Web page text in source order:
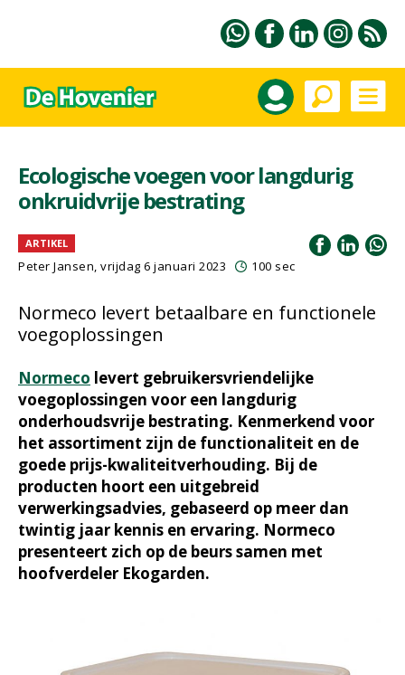
Ecologische voegen voor langdurig
onkruidvrije bestrating
ARTIKEL
Peter Jansen, vrijdag 6 januari 2023 100 sec
Normeco levert betaalbare en functionele
voegoplossingen
Normeco levert gebruikersvriendelijke
voegoplossingen voor een langdurig
onderhoudsvrije bestrating. Kenmerkend voor
het assortiment zijn de functionaliteit en de
goede prijs-kwaliteitverhouding. Bij de
producten hoort een uitgebreid
verwerkingsadvies, gebaseerd op meer dan
twintig jaar kennis en ervaring. Normeco
presenteert zich op de beurs samen met
hoofverdeler Ekogarden.